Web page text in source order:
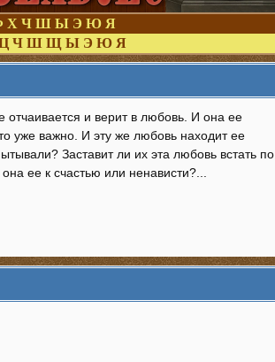
Х Ч Ш Ы Э Ю Я
Ч Ш Щ Ы Э Ю Я
и верит в любовь. И она ее
уже важно. И эту же любовь находит ее
Заставит ли их эта любовь встать по
ее к счастью или ненависти?...